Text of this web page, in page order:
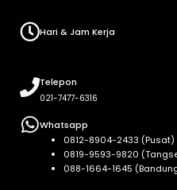
Hari & Jam Kerja
Telepon
021-7477-6316
Whatsapp
0812-8904-2433 (Pusat)
0819-9593-9820
088-1664-1645